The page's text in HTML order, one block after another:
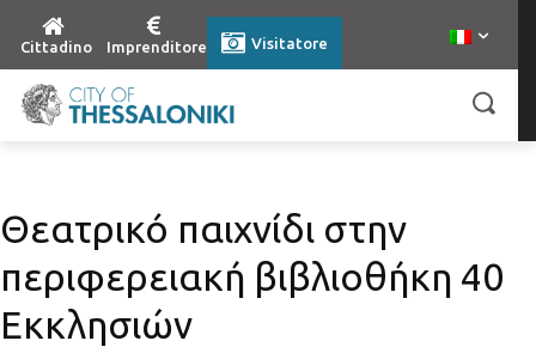
Cittadino Imprenditore Visitatore
Θεατρικό παιχνίδι στην
περιφερειακή βιβλιοθήκη 40
Εκκλησιών